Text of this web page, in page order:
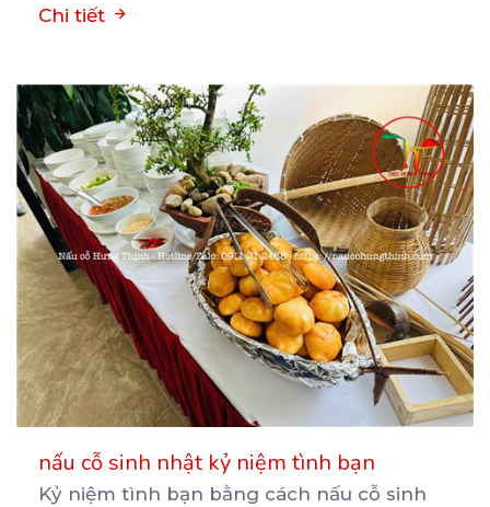
Chi tiết
nấu cỗ sinh nhật kỷ niệm tình bạn
Kỷ niệm tình bạn bằng cách nấu cỗ sinh